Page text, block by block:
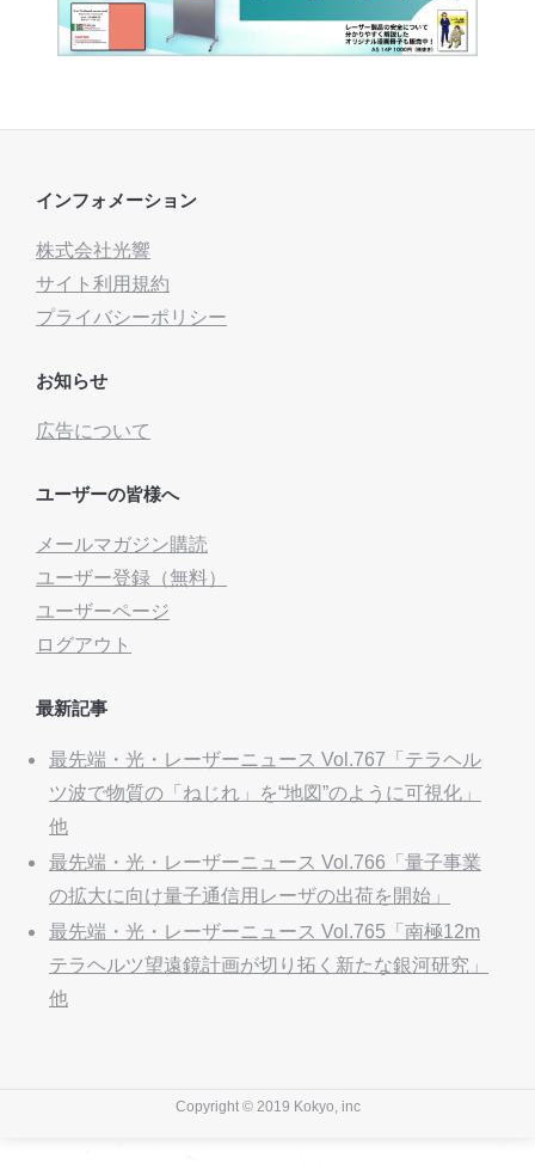
インフォメーション
株式会社光響
サイト利用規約
プライバシーポリシー
お知らせ
広告について
ユーザーの皆様へ
メールマガジン購読
ユーザー登録（無料）
ユーザーページ
ログアウト
最新記事
最先端・光・レーザーニュース Vol.767「テラヘル
ツ波で物質の「ねじれ」を“地図”のように可視化」
他
最先端・光・レーザーニュース Vol.766「量子事業
の拡大に向け量子通信用レーザの出荷を開始」
最先端・光・レーザーニュース Vol.765「南極12m
テラヘルツ望遠鏡計画が切り拓く新たな銀河研究」
他
Copyright © 2019 Kokyo, inc